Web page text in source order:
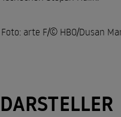
Foto: arte F/© HBO/Dusan
DARSTELLER